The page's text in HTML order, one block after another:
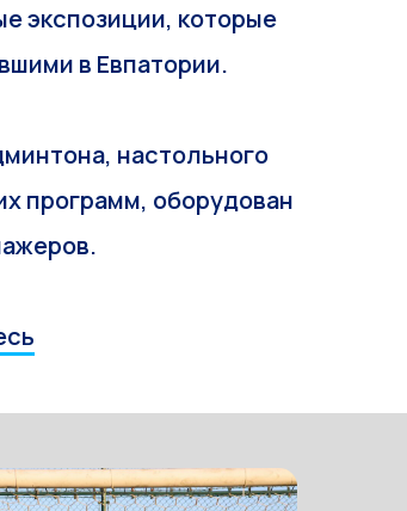
экспозиции, которые
в Евпатории.
настольного
программ, оборудован